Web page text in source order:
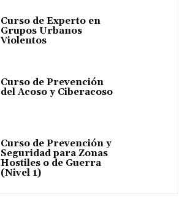
Curso de Experto en
Grupos Urbanos
Violentos
Curso de Prevención
del Acoso y Ciberacoso
Curso de Prevención y
Seguridad para Zonas
Hostiles o de Guerra
(Nivel 1)